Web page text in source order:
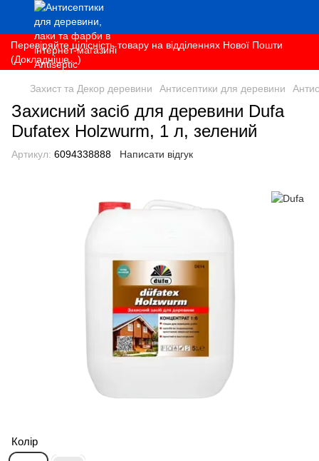
Перевіряйте цілісність товару на відділеннях Нової Пошти
(Докладніше...)
Захист та Декор деревини Антисептики для деревини
Захисний засіб для деревини Dufa
Dufatex Holzwurm, 1 л, зелений
Артикул: 6094338888 Написати відгук
Колір